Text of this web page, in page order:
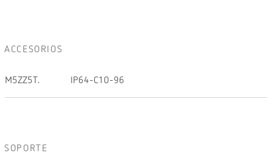
ACCESORIOS
M5ZZ5T. IP64-C10-96
SOPORTE